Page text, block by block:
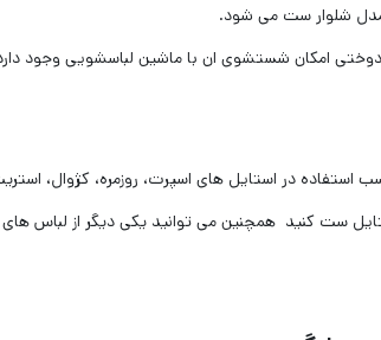
مدل شلوار ست می شود.
امکان شستشوی ان با ماشین لباسشویی وجود
در استایل های اسپرت، روزمره، کژوال،
ست کنید ‌ همچنین می توانید یکی دیگر از لباس